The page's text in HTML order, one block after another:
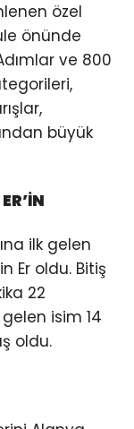
özel
önünde
ve 800
büyük
ilk gelen
Er oldu. Bitiş
22
gelen isim 14
oldu.